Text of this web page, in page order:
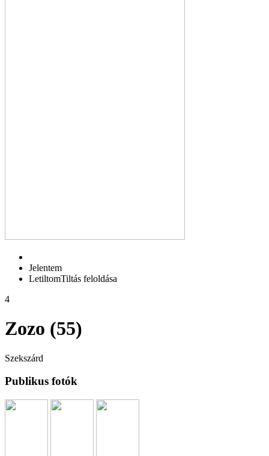
Jelentem
LetiltomTiltás feloldása
4
Zozo (55)
Szekszárd
Publikus fotók